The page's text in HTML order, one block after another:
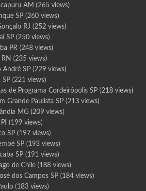
AM (265 views)
SP(260 views)
RJ (252 views)
SP(250 views)
PR(248 views)
(235 views)
André SP(229 views)
SP(221 views)
de Programa Cordeirópolis SP(218 views)
Grande Paulista SP(213 views)
MG(209 views)
(199 views)
SP(197 views)
SP(193 views)
SP(191 views)
de Chile(188 views)
dos Campos SP(184 views)
(183 views)